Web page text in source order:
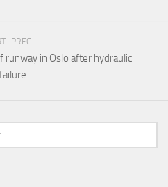
PREC.
runway in Oslo after hydraulic
failure